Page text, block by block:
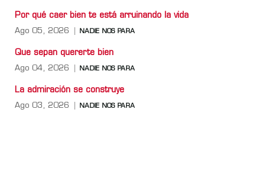
Por qué caer bien te está arruinando la vida
Ago 05, 2026 NADIE NOS PARA
Que sepan quererte bien
Ago 04, 2026 NADIE NOS PARA
La admiración se construye
Ago 03, 2026 NADIE NOS PARA